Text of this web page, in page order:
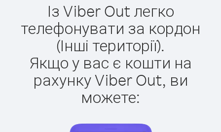
Із Viber Out легко
телефонувати за кордон
(Інші території).
Якщо у вас є кошти на
рахунку Viber Out, ви
можете: